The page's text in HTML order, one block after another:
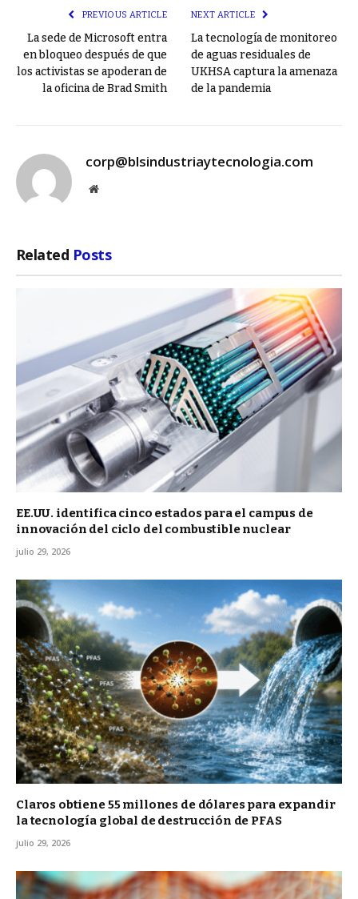
PREVIOUS ARTICLE
La sede de Microsoft entra
en bloqueo después de que
los activistas se apoderan de
la oficina de Brad Smith
NEXT ARTICLE
La tecnología de monitoreo
de aguas residuales de
UKHSA captura la amenaza
de la pandemia
corp@blsindustriaytecnologia.com
Website
Related Posts
EE.UU. identifica cinco estados para el campus de
innovación del ciclo del combustible nuclear
julio 29, 2026
Claros obtiene 55 millones de dólares para expandir
la tecnología global de destrucción de PFAS
julio 29, 2026